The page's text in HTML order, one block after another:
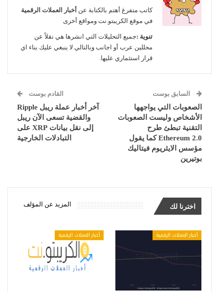
كاتب متفرغ أهتم بالكتابة عن أخبار العملات الرقمية
في موقع الكريبتو.نت ومواقع أخرى
تنوية :جميع التحليلات التي انشرها هي نقلاً عن
محللين عرب أو اجانب وبالتالي لا ينبغي عليك بناء اي
قرار استثماري عليها.
السابق بوست
الصعوبات التي يواجهها
الأشخاص وليست الصعوبات
التقنية تبطئ طرح
Ethereum 2.0 كما يقول
مؤسس الايثريوم فيتاليك
بوتيرين
القادم بوست
آخر أخبار عملة ريبل Ripple
والقضية تسعى الآن ريبل
إلى نقل بيانات XRP على
التبادلات الخارجية
اخترنا لك المزيد عن المؤلف
أخبار العملات الرقمية أخبار العملات الرقمية